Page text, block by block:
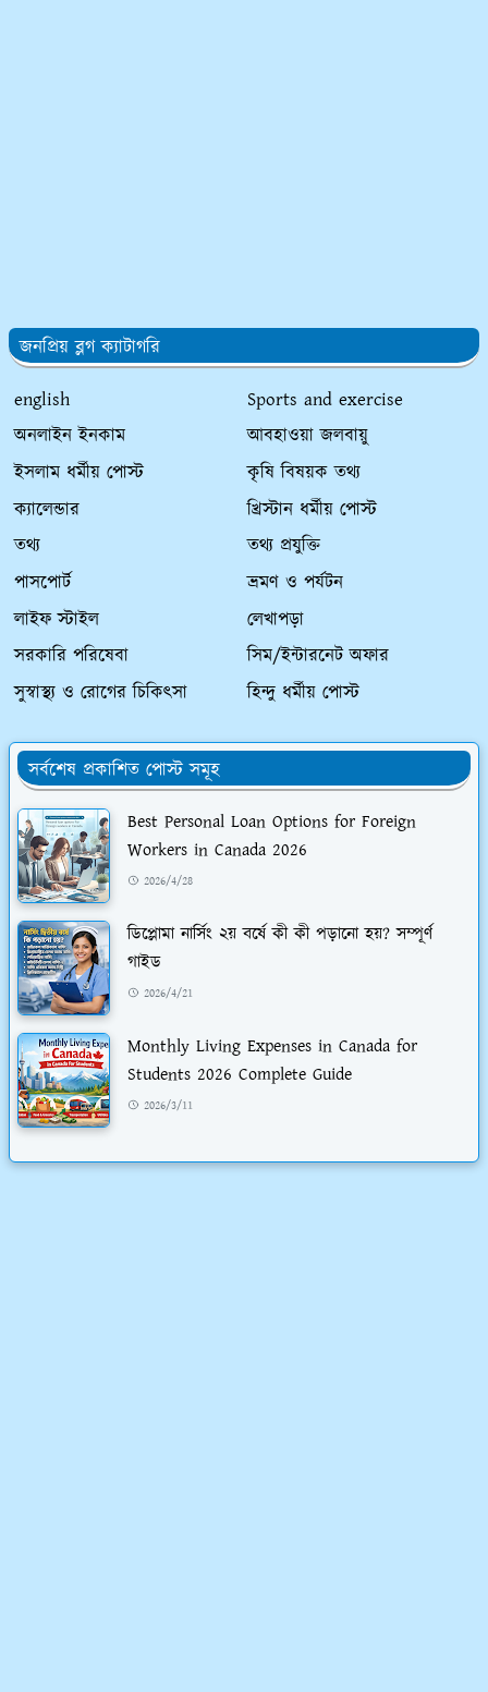
জনপ্রিয় ব্লগ ক্যাটাগরি
english
Sports and exercise
অনলাইন ইনকাম
আবহাওয়া জলবায়ু
ইসলাম ধর্মীয় পোস্ট
কৃষি বিষয়ক তথ্য
ক্যালেন্ডার
খ্রিস্টান ধর্মীয় পোস্ট
তথ্য
তথ্য প্রযুক্তি
পাসপোর্ট
ভ্রমণ ও পর্যটন
লাইফ স্টাইল
লেখাপড়া
সরকারি পরিষেবা
সিম/ইন্টারনেট অফার
সুস্বাস্থ্য ও রোগের চিকিৎসা
হিন্দু ধর্মীয় পোস্ট
সর্বশেষ প্রকাশিত পোস্ট সমূহ
Best Personal Loan Options for Foreign
Workers in Canada 2026
2026/4/28
ডিপ্লোমা নার্সিং ২য় বর্ষে কী কী পড়ানো হয়? সম্পূর্ণ
গাইড
2026/4/21
Monthly Living Expenses in Canada for
Students 2026 Complete Guide
2026/3/11